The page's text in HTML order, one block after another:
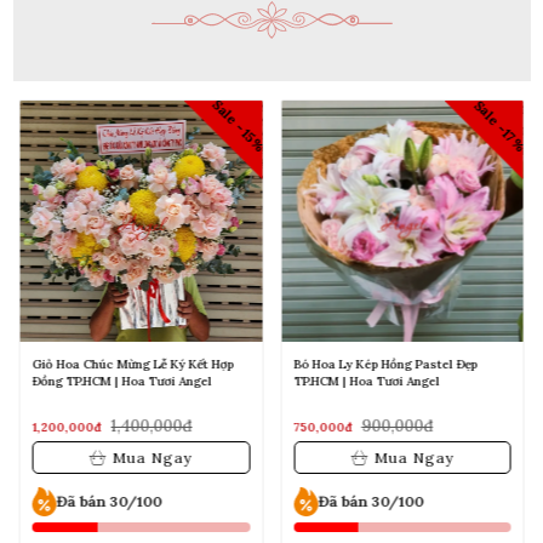
Sale -15%
Giỏ Hoa Chúc Mừng Lễ Ký Kết Hợp
Đồng TP.HCM | Hoa Tươi Angel
1,200,000đ 1,400,000đ
Mua Ngay
Đã bán 30/100
Sale -17%
Bó Hoa Ly Kép Hồng Pastel Đẹp
TP.HCM | Hoa Tươi Angel
750,000đ 900,000đ
Mua Ngay
Đã bán 30/100